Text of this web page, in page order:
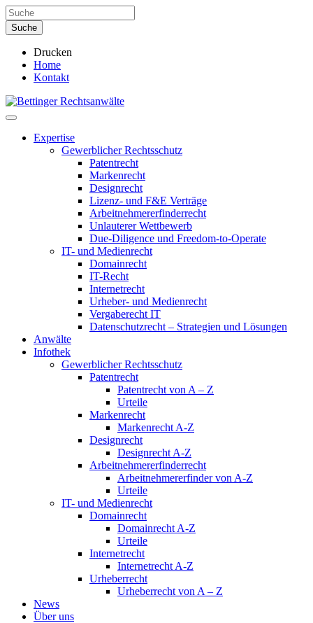
Drucken
Home
Kontakt
Expertise
Gewerblicher Rechtsschutz
Patentrecht
Markenrecht
Designrecht
Lizenz- und F&E Verträge
Arbeitnehmererfinderrecht
Unlauterer Wettbewerb
Due-Diligence und Freedom-to-Operate
IT- und Medienrecht
Domainrecht
IT-Recht
Internetrecht
Urheber- und Medienrecht
Vergaberecht IT
Datenschutzrecht – Strategien und Lösungen
Anwälte
Infothek
Gewerblicher Rechtsschutz
Patentrecht
Patentrecht von A – Z
Urteile
Markenrecht
Markenrecht A-Z
Designrecht
Designrecht A-Z
Arbeitnehmererfinderrecht
Arbeitnehmererfinder von A-Z
Urteile
IT- und Medienrecht
Domainrecht
Domainrecht A-Z
Urteile
Internetrecht
Internetrecht A-Z
Urheberrecht
Urheberrecht von A – Z
News
Über uns